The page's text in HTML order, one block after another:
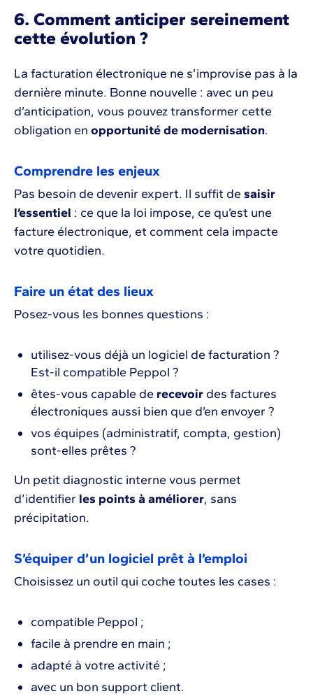
6. Comment anticiper sereinement
cette évolution ?
La facturation électronique ne s’improvise pas à la
dernière minute. Bonne nouvelle : avec un peu
d’anticipation, vous pouvez transformer cette
obligation en opportunité de modernisation.
Comprendre les enjeux
Pas besoin de devenir expert. Il suffit de saisir
l’essentiel : ce que la loi impose, ce qu’est une
facture électronique, et comment cela impacte
votre quotidien.
Faire un état des lieux
Posez-vous les bonnes questions :
utilisez-vous déjà un logiciel de facturation ?
Est-il compatible Peppol ?
êtes-vous capable de recevoir des factures
électroniques aussi bien que d’en envoyer ?
vos équipes (administratif, compta, gestion)
sont-elles prêtes ?
Un petit diagnostic interne vous permet
d’identifier les points à améliorer, sans
précipitation.
S’équiper d’un logiciel prêt à l’emploi
Choisissez un outil qui coche toutes les cases :
compatible Peppol ;
facile à prendre en main ;
adapté à votre activité ;
avec un bon support client.